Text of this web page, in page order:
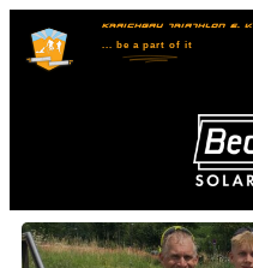
KRAICHGAU TRIATHLON E. V.
... bea part of it